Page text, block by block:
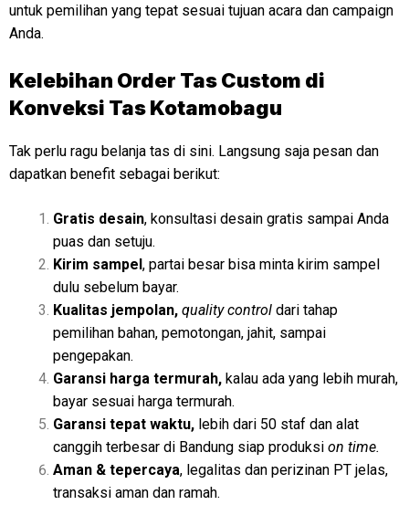
untuk pemilihan yang tepat sesuai tujuan acara dan campaign
Anda.
Kelebihan Order Tas Custom di
Konveksi Tas Kotamobagu
Tak perlu ragu belanja tas di sini. Langsung saja pesan dan
dapatkan benefit sebagai berikut:
Gratis desain, konsultasi desain gratis sampai Anda
puas dan setuju.
Kirim sampel, partai besar bisa minta kirim sampel
dulu sebelum bayar.
Kualitas jempolan, quality control dari tahap
pemilihan bahan, pemotongan, jahit, sampai
pengepakan.
Garansi harga termurah, kalau ada yang lebih murah,
bayar sesuai harga termurah.
Garansi tepat waktu, lebih dari 50 staf dan alat
canggih terbesar di Bandung siap produksi on time.
Aman & tepercaya, legalitas dan perizinan PT jelas,
transaksi aman dan ramah.